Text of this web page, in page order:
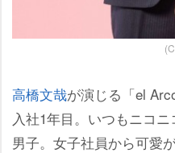
高橋文哉が演じる「el
入社1年目。いつもニコ
男子。女子社員から可愛